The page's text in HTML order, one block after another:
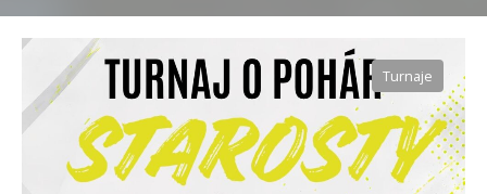
Turnaje